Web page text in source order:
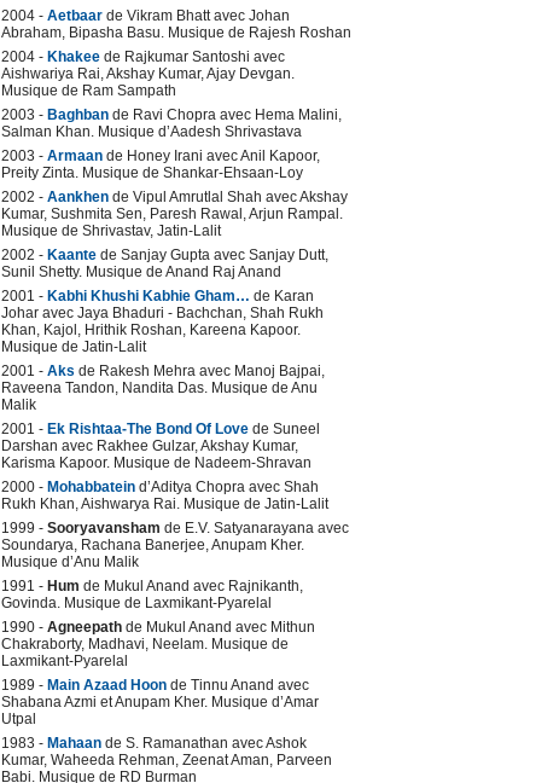
2004 - Aetbaar de Vikram Bhatt avec Johan
Abraham, Bipasha Basu. Musique de Rajesh Roshan
2004 - Khakee de Rajkumar Santoshi avec
Aishwariya Rai, Akshay Kumar, Ajay Devgan.
Musique de Ram Sampath
2003 - Baghban de Ravi Chopra avec Hema Malini,
Salman Khan. Musique d’Aadesh Shrivastava
2003 - Armaan de Honey Irani avec Anil Kapoor,
Preity Zinta. Musique de Shankar-Ehsaan-Loy
2002 - Aankhen de Vipul Amrutlal Shah avec Akshay
Kumar, Sushmita Sen, Paresh Rawal, Arjun Rampal.
Musique de Shrivastav, Jatin-Lalit
2002 - Kaante de Sanjay Gupta avec Sanjay Dutt,
Sunil Shetty. Musique de Anand Raj Anand
2001 - Kabhi Khushi Kabhie Gham… de Karan
Johar avec Jaya Bhaduri - Bachchan, Shah Rukh
Khan, Kajol, Hrithik Roshan, Kareena Kapoor.
Musique de Jatin-Lalit
2001 - Aks de Rakesh Mehra avec Manoj Bajpai,
Raveena Tandon, Nandita Das. Musique de Anu
Malik
2001 - Ek Rishtaa-The Bond Of Love de Suneel
Darshan avec Rakhee Gulzar, Akshay Kumar,
Karisma Kapoor. Musique de Nadeem-Shravan
2000 - Mohabbatein d’Aditya Chopra avec Shah
Rukh Khan, Aishwarya Rai. Musique de Jatin-Lalit
1999 - Sooryavansham de E.V. Satyanarayana avec
Soundarya, Rachana Banerjee, Anupam Kher.
Musique d’Anu Malik
1991 - Hum de Mukul Anand avec Rajnikanth,
Govinda. Musique de Laxmikant-Pyarelal
1990 - Agneepath de Mukul Anand avec Mithun
Chakraborty, Madhavi, Neelam. Musique de
Laxmikant-Pyarelal
1989 - Main Azaad Hoon de Tinnu Anand avec
Shabana Azmi et Anupam Kher. Musique d’Amar
Utpal
1983 - Mahaan de S. Ramanathan avec Ashok
Kumar, Waheeda Rehman, Zeenat Aman, Parveen
Babi. Musique de RD Burman